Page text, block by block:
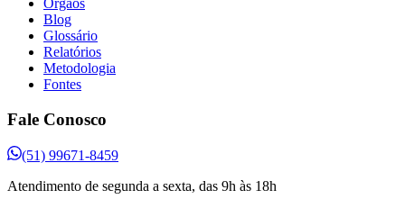
Órgãos
Blog
Glossário
Relatórios
Metodologia
Fontes
Fale Conosco
(51) 99671-8459
Atendimento de segunda a sexta, das 9h às 18h